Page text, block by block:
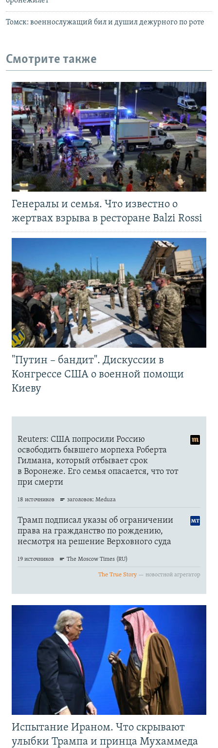
Томск: военнослужащий бил и душил дежурного по роте
Смотрите также
Генералы и семья. Что известно о
жертвах взрыва в ресторане Balzi Rossi
"Путин – бандит". Дискуссии в
Конгрессе США о военной помощи
Киеву
Испытание Ираном. Что скрывают
улыбки Трампа и принца Мухаммеда